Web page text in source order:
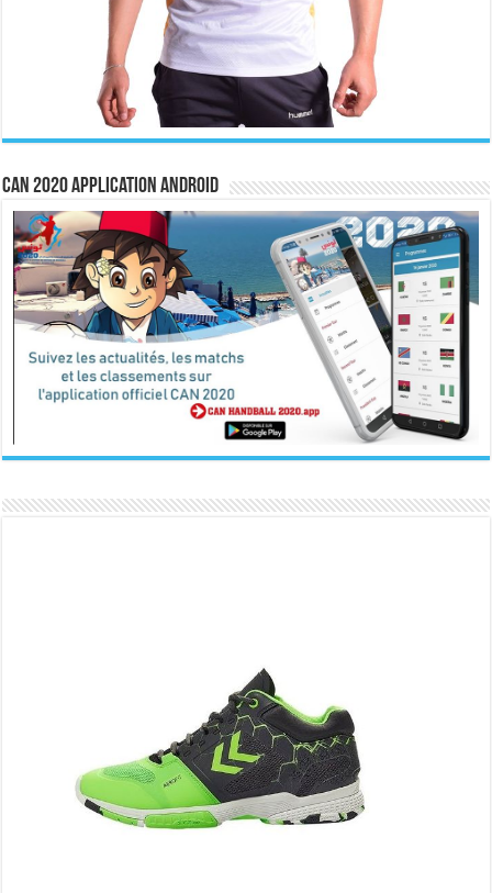
CAN 2020 Application Android